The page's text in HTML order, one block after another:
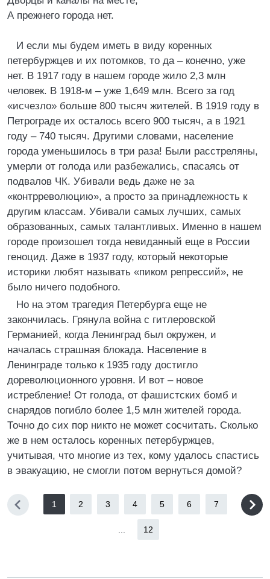
А прежнего города нет.
И если мы будем иметь в виду коренных
петербуржцев и их потомков, то да – конечно, уже
нет. В 1917 году в нашем городе жило 2,3 млн
человек. В 1918-м – уже 1,649 млн. Всего за год
«исчезло» больше 800 тысяч жителей. В 1919 году в
Петрограде их осталось всего 900 тысяч, а в 1921
году – 740 тысяч. Другими словами, население
города уменьшилось в три раза! Были расстреляны,
умерли от голода или разбежались, спасаясь от
подвалов ЧК. Убивали ведь даже не за
«контрреволюцию», а просто за принадлежность к
другим классам. Убивали самых лучших, самых
образованных, самых талантливых. Именно в нашем
городе произошел тогда невиданный еще в России
геноцид. Даже в 1937 году, который некоторые
историки любят называть «пиком репрессий», не
было ничего подобного.
Но на этом трагедия Петербурга еще не
закончилась. Грянула война с гитлеровской
Германией, когда Ленинград был окружен, и
началась страшная блокада. Население в
Ленинграде только к 1935 году достигло
дореволюционного уровня. И вот – новое
истребление! От голода, от фашистских бомб и
снарядов погибло более 1,5 млн жителей города.
Точно до сих пор никто не может сосчитать. Сколько
же в нем осталось коренных петербуржцев,
учитывая, что многие из тех, кому удалось спастись
в эвакуацию, не смогли потом вернуться домой?
1 2 3 4 5 6 7
12